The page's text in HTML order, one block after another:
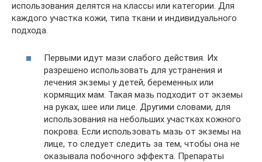
использования делятся на классы или категории. Для
каждого участка кожи, типа ткани и индивидуального
подхода.
Первыми идут мази слабого действия. Их
разрешено использовать для устранения и
лечения экземы у детей, беременных или
кормящих мам. Такая мазь подходит от экземы
на руках, шее или лице. Другими словами, для
использования на небольших участках кожного
покрова. Если использовать мазь от экземы на
лице, то следует следить за тем, чтобы она не
оказывала побочного эффекта. Препараты